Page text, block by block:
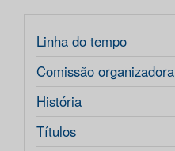
Linha do tempo
Comissão organizadora
História
Títulos